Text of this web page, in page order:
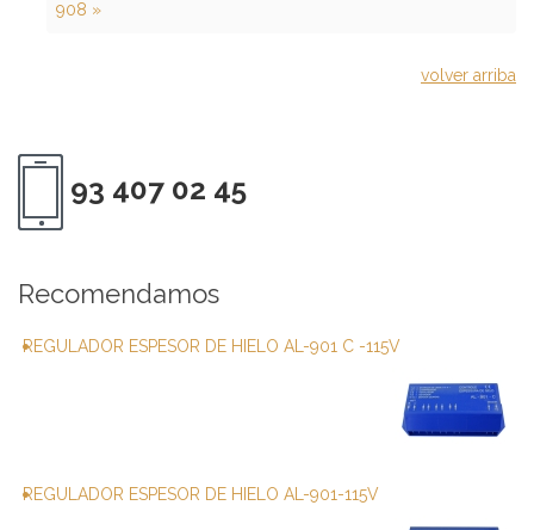
908 »
volver arriba
93 407 02 45
Recomendamos
REGULADOR ESPESOR DE HIELO AL-901 C -115V
REGULADOR ESPESOR DE HIELO AL-901-115V